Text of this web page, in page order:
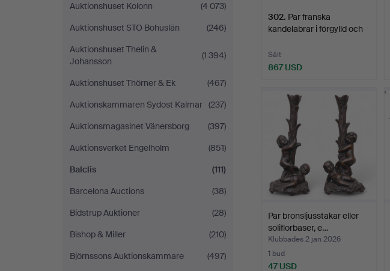
Auktionshuset Kolonn
(4 073)
Auktionshuset STO Bohuslän
(246)
Auktionshuset Thelin &
Johansson
(1 394)
Auktionshuset Thörner & Ek
(467)
Auktionskammaren Sydost Kalmar (237)
Auktionsmagasinet Vänersborg
(397)
Auktionsverket Engelholm
(851)
Balclis
(111)
Barcelona Auctions
(38)
Bidstrup Auktioner
(28)
Bishop & Miller
(210)
Björnssons Auktionskammare
(497)
302. Par franska
kandelabrar i förgylld och
Sålt
867 USD
Par bronsljusstakar eller
soliflorbaser, e…
Klubbades 2 jan 2026
1 bud
47 USD